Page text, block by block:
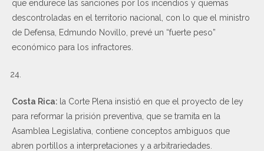
que endurece las sanciones por los incendios y quemas
descontroladas en el territorio nacional, con lo que el ministro
de Defensa, Edmundo Novillo, prevé un “fuerte peso”
económico para los infractores.
Costa Rica: la Corte Plena insistió en que el proyecto de ley
para reformar la prisión preventiva, que se tramita en la
Asamblea Legislativa, contiene conceptos ambiguos que
abren portillos a interpretaciones y a arbitrariedades.